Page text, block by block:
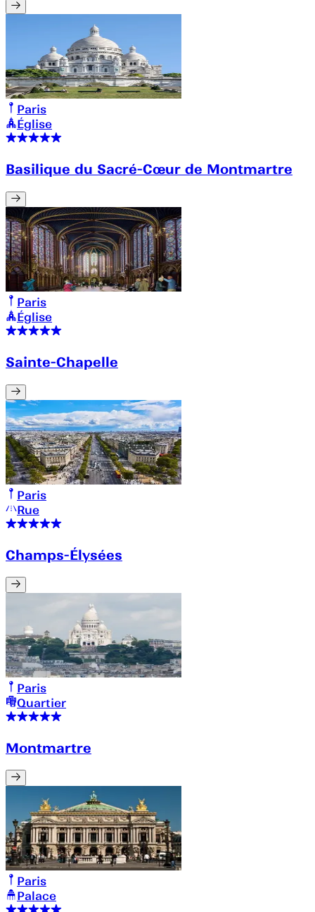
Paris
Église
Basilique du Sacré-Cœur de Montmartre
Paris
Église
Sainte-Chapelle
Paris
Rue
Champs-Élysées
Paris
Quartier
Montmartre
Paris
Palace